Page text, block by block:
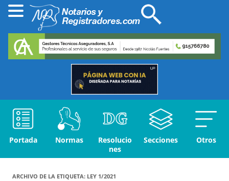
Portada Normas
Resolucio
nes
Secciones Otros
ARCHIVO DE LA ETIQUETA: LEY 1/2021